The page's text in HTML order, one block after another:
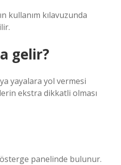
kullanım kılavuzunda
gelir?
yayalara yol vermesi
ekstra dikkatli olması
panelinde bulunur.